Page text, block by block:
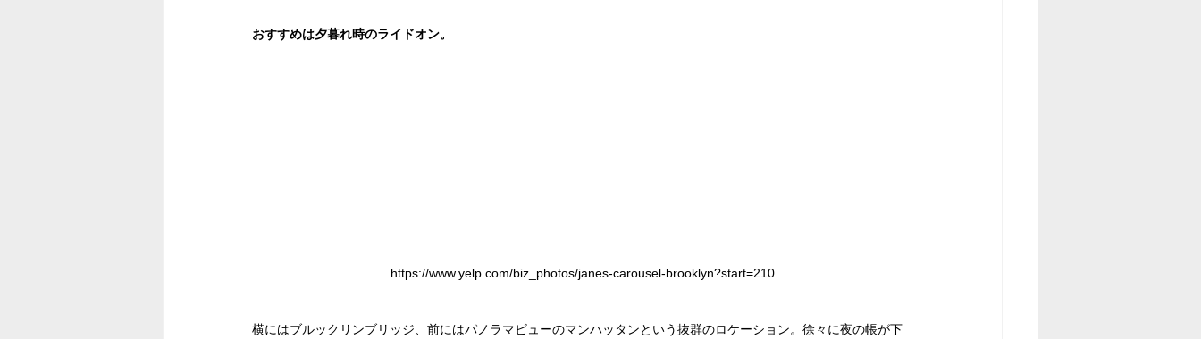
おすすめは夕暮れ時のライドオン。
https://www.yelp.com/biz_photos/janes-carousel-brooklyn?start=210
横にはブルックリンブリッジ、前にはパノラマビューのマンハッタンという抜群のロケーション。徐々に夜の帳が下